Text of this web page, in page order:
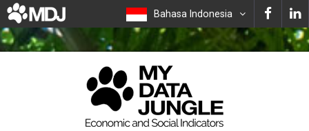
Bahasa Indonesia